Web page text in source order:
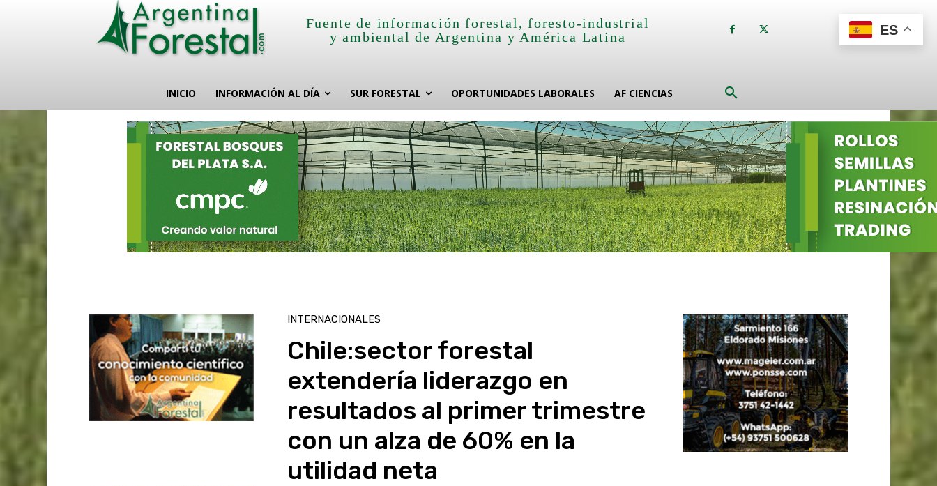
Fuente de información forestal, foresto-industrial
y ambiental de Argentina y América Latina
INICIO INFORMACIÓN AL DÍA SUR FORESTAL OPORTUNIDADES LABORALES AF CIENCIAS
INTERNACIONALES
Chile:sector forestal
extendería liderazgo en
resultados al primer trimestre
con un alza de 60% en la
utilidad neta
ES